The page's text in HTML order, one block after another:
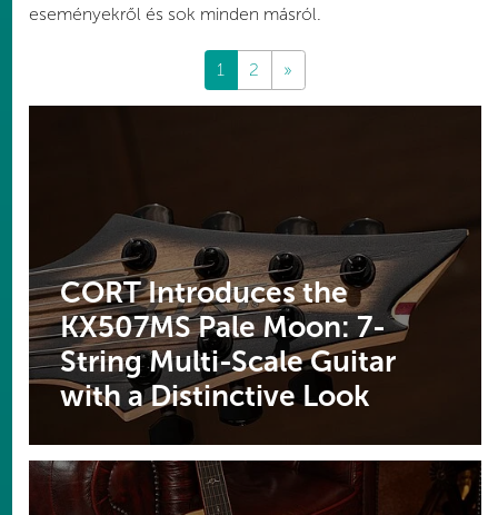
eseményekről és sok minden másról.
1 2 »
CORT Introduces the
KX507MS Pale Moon: 7-
String Multi-Scale Guitar
with a Distinctive Look